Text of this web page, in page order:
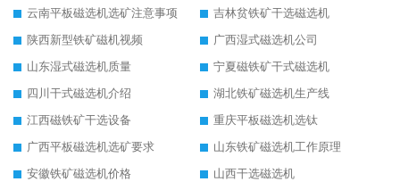
云南平板磁选机选矿注意事项
吉林贫铁矿干选磁选机
陕西新型铁矿磁机视频
广西湿式磁选机公司
山东湿式磁选机质量
宁夏磁铁矿干式磁选机
四川干式磁选机介绍
湖北铁矿磁选机生产线
江西磁铁矿干选设备
重庆平板磁选机选钛
广西平板磁选机选矿要求
山东铁矿磁选机工作原理
安徽铁矿磁选机价格
山西干选磁选机